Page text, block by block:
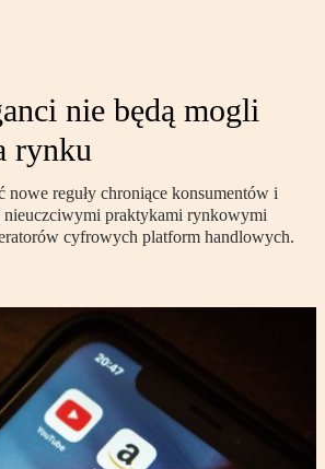
nie będą mogli
rynku
nowe reguły chroniące konsumentów i
nieuczciwymi praktykami rynkowymi
cyfrowych platform handlowych.